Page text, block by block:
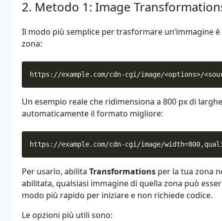
Metodo 1: Image
Il modo più semplice per trasformare un’immagine
zona:
Un esempio reale che ridimensiona a 800 px di
automaticamente il formato migliore:
Per usarlo, abilita Transformations per la tua zona
abilitata, qualsiasi immagine di quella zona può
modo più rapido per iniziare e non richiede codice.
Le opzioni più utili sono: